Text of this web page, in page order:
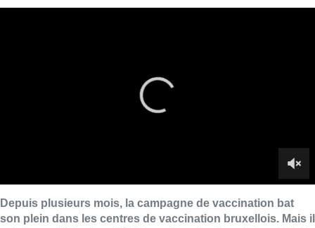
vaccinées au CHU Saint-Pierre. L’avantage est que ces
personnes ont accès à un accompagnement qui
correspond à leur situation sociale.
l’hôpital ouvre ses portes aux personnes précarisées, dont les
vaccination non-officiel fonctionne sur rendez-vous, sauf le
lundi qui est en entrée libre. Seuls les personnes en situation
de précarité sont cependant acceptées.